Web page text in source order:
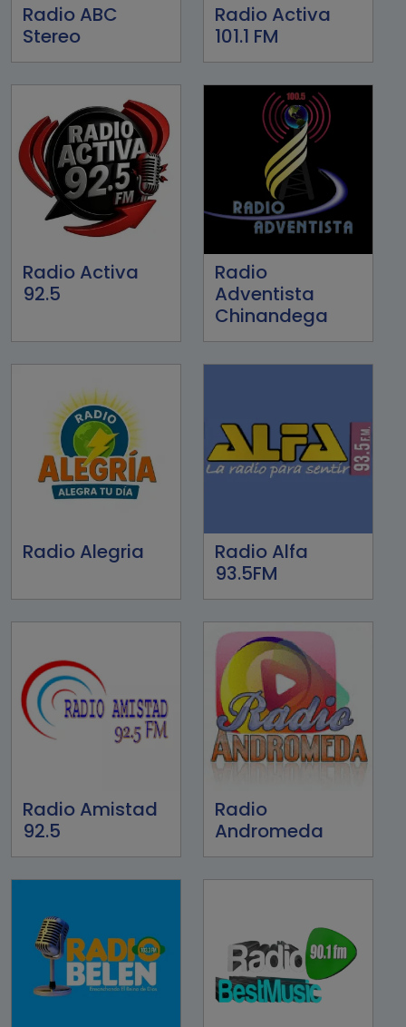
Radio ABC
Stereo
Radio Activa
101.1 FM
Radio Activa
92.5
Radio
Adventista
Chinandega
Radio Alegria
Radio Alfa
93.5FM
Radio Amistad
92.5
Radio
Andromeda